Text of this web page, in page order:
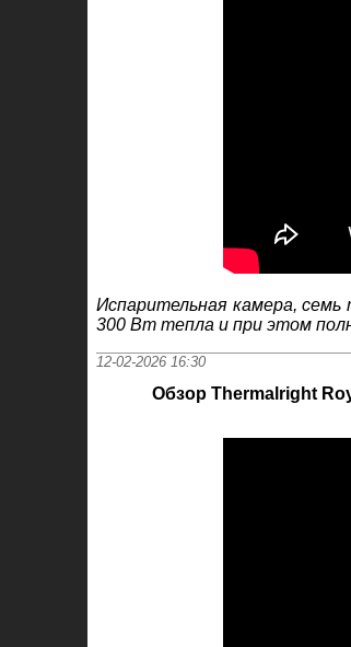
Испарительная камера,
300 Вт тепла и при этом
12-02-2026 16:30
Обзор Thermalright